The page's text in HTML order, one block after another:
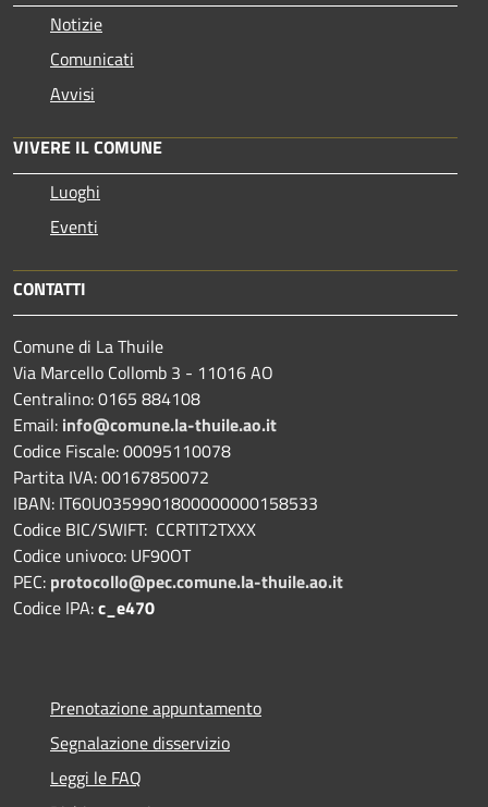
Notizie
Comunicati
Avvisi
VIVERE IL COMUNE
Luoghi
Eventi
CONTATTI
Comune di La Thuile
Via Marcello Collomb 3 - 11016 AO
Centralino: 0165 884108
Email: info@comune.la-thuile.ao.it
Codice Fiscale: 00095110078
Partita IVA: 00167850072
IBAN: IT60U0359901800000000158533
Codice BIC/SWIFT: CCRTIT2TXXX
Codice univoco: UF90OT
PEC: protocollo@pec.comune.la-thuile.ao.it
Codice IPA:c_e470
Prenotazione appuntamento
Segnalazione disservizio
Leggi le FAQ